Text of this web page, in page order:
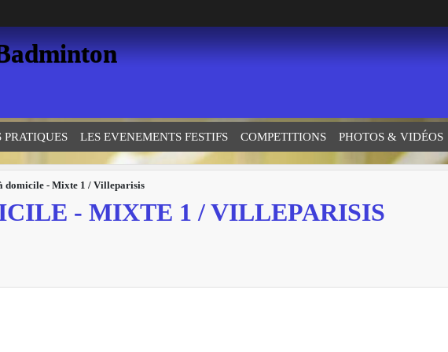
PRATIQUES LES EVENEMENTS FESTIFS COMPETITIONS PHOTOS & VIDÉOS
domicile - Mixte 1 / Villeparisis
- MIXTE 1 / VILLEPARISIS